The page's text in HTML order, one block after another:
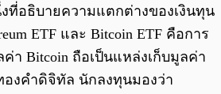
ที่อธิบายความแตกต่างของเงินทุน
ETF และ Bitcoin ETF คือการ
า Bitcoin ถือเป็นแหล่งเก็บมูลค่า
องคำดิจิทัล นักลงทุนมองว่า